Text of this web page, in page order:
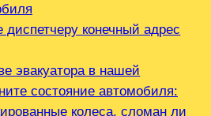
конечный адрес
эвакуатора в нашей
состояние автомобиля:
колеса, сломан ли